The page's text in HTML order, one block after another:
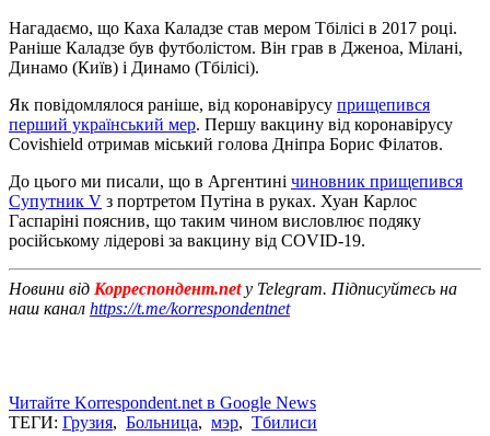
Нагадаємо, що Каха Каладзе став мером Тбілісі в 2017 році.
Раніше Каладзе був футболістом. Він грав в Дженоа, Мілані,
Динамо (Київ) і Динамо (Тбілісі).
Як повідомлялося раніше, від коронавірусу прищепився
перший український мер. Першу вакцину від коронавірусу
Covishield отримав міський голова Дніпра Борис Філатов.
До цього ми писали, що в Аргентині чиновник прищепився
Супутник V з портретом Путіна в руках. Хуан Карлос
Гаспаріні пояснив, що таким чином висловлює подяку
російському лідерові за вакцину від COVID-19.
Новини від Корреспондент.netу Telegram. Підписуйтесь на
наш канал https://t.me/korrespondentnet
Читайте Korrespondent.net в Google News
ТЕГИ: Грузия, Больница, мэр, Тбилиси